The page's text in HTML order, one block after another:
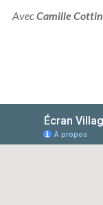
AvecCamille Cottin